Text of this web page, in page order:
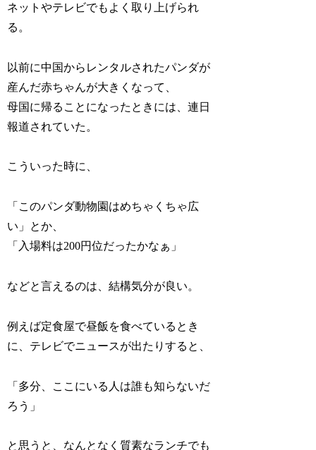
ネットやテレビでもよく取り上げられ
る。
以前に中国からレンタルされたパンダが
産んだ赤ちゃんが大きくなって、
母国に帰ることになったときには、連日
報道されていた。
こういった時に、
「このパンダ動物園はめちゃくちゃ広
い」とか、
「入場料は200円位だったかなぁ」
などと言えるのは、結構気分が良い。
例えば定食屋で昼飯を食べているとき
に、テレビでニュースが出たりすると、
「多分、ここにいる人は誰も知らないだ
ろう」
と思うと、なんとなく質素なランチでも